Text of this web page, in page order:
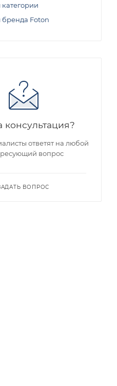
бренда Foton
консультация?
ответят на любой
вопрос
ВОПРОС